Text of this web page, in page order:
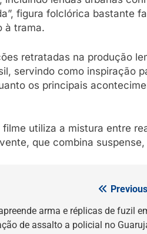
figura folclórica bastante
à trama.
retratadas na produção
servindo como inspiração
os principais
filme utiliza a mistura entre
que combina
arma e réplicas de fuzil
de assalto a policial no